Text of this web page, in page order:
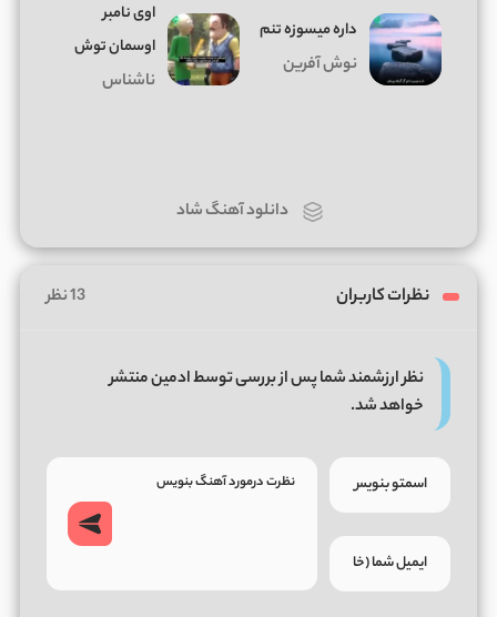
داره میسوزه تنم
نوش آفرین
اوی نامبر
اوسمان توش
ناشناس
دانلود آهنگ شاد
نظرات کاربران 13 نظر
نظر ارزشمند شما پس از بررسی توسط ادمین منتشر
خواهد شد.